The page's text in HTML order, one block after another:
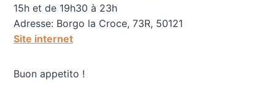
15h et de 19h30 à 23h
Adresse: Borgo la Croce, 73R, 50121
Site internet
Buon appetito !